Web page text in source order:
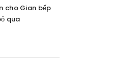
cho Gian bếp
qua